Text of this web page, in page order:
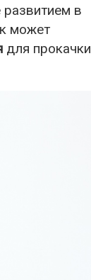
в
может
для прокачки